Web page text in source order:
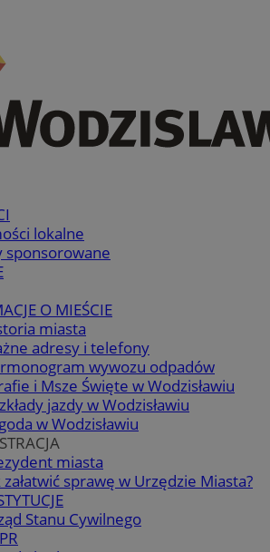
lokalne
sponsorowane
O MIEŚCIE
miasta
adresy i telefony
wywozu odpadów
i Msze Święte w Wodzisławiu
jazdy w Wodzisławiu
w Wodzisławiu
miasta
załatwić sprawę w Urzędzie Miasta?
Stanu Cywilnego